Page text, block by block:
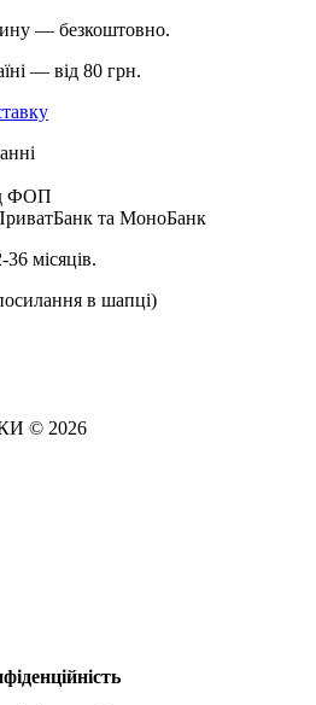
— безкоштовно.
— від 80 грн.
ФОП
та МоноБанк
місяців.
в шапці)
© 2026